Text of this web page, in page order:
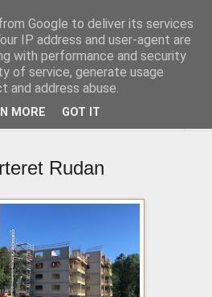
horisont
Rudan
Google to deliver its services
IP address and user-agent are
with performance and security
of service, generate usage
address abuse.
MORE GOT IT